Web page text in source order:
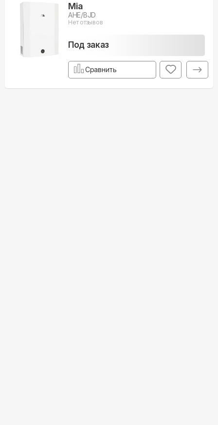
Mia
AHE/BJD
Нет отзывов
Под заказ
Сравнить